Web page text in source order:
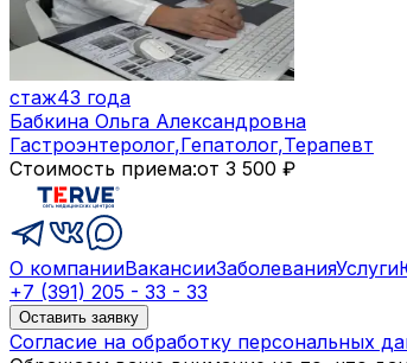
стаж43 года
Бабкина Ольга Александровна
Гастроэнтеролог,Гепатолог,Терапевт
Стоимость приема:от 3 500 ₽
О компанииВакансииЗаболеванияУслуги
+7 (391) 205 - 33 - 33
Оставить заявку
Согласие на обработку персональных